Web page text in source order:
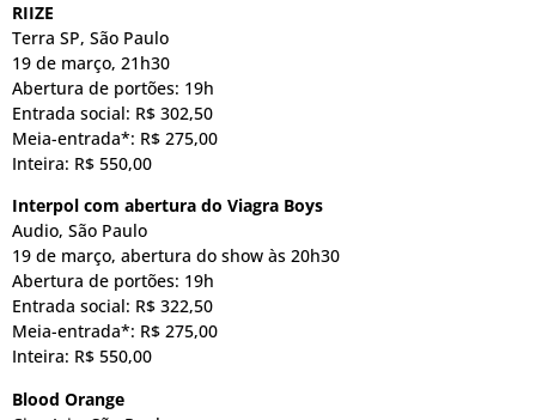
RIIZE
Terra SP, São Paulo
19 de março, 21h30
Abertura de portões: 19h
Entrada social: R$ 302,50
Meia-entrada*: R$ 275,00
Inteira: R$ 550,00
Interpol com abertura do Viagra Boys
Audio, São Paulo
19 de março, abertura do show às 20h30
Abertura de portões: 19h
Entrada social: R$ 322,50
Meia-entrada*: R$ 275,00
Inteira: R$ 550,00
Blood Orange